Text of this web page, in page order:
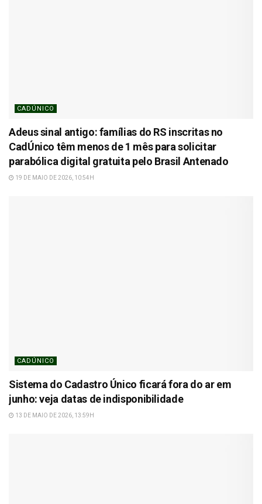
CADÚNICO
Adeus sinal antigo: famílias do RS inscritas no
CadÚnico têm menos de 1 mês para solicitar
parabólica digital gratuita pelo Brasil Antenado
19 DE MAIO DE 2026, 10:54H
CADÚNICO
Sistema do Cadastro Único ficará fora do ar em
junho: veja datas de indisponibilidade
13 DE MAIO DE 2026, 13:59H